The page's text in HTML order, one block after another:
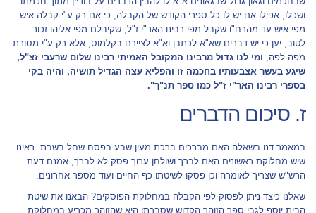
ושכלו, אפילו אם יש לו כל ספרי הקודש של הקבלה, כי אם רק ע"י קבלה איש
מפי איש עד מהרח"ו שקבל מפי רבינו האר"י ז"ל, שקיבלם מפי אליהו זכור
לטוב, יען כי יש דברים שא"א לכתבן וא"א לציירם בקלמוס, אלא רק ע"י מסורת
מפה לפה, ומי לנו גדול מרבינו המקובל האמיתי רבינו שלום שרעבי זצ"ל,
שיגע בעשר אצבעותיו בחכמה זו והפליא עצה הגדיל תושיה, והיה בקי
בספרי רבינו האר"י ז"ל כמו ספר תנ"ך".
ז. סיכום הדברים
במאמר דנו בשאלה האם מברכים ברכת מעין שבע בפסח שחל בשבת. ראינו
שיש מחלוקת ראשונים האם לברך ושולחן ערוך פסק לא לברך, אמנם דעת
הרש"ש שצריך לאומרה וכן פסקו לשיטתו כף החיים ועוד מספר אחרונים.
שאלנו כיצד ניתן לפסוק לפי הקבלה במחלוקת הפוסקים? הבאנו את שיטת
הבית יוסף לגבי ספר הזוהר הקדוש שסברתו היא שהזוהר מכריע במחלוקת